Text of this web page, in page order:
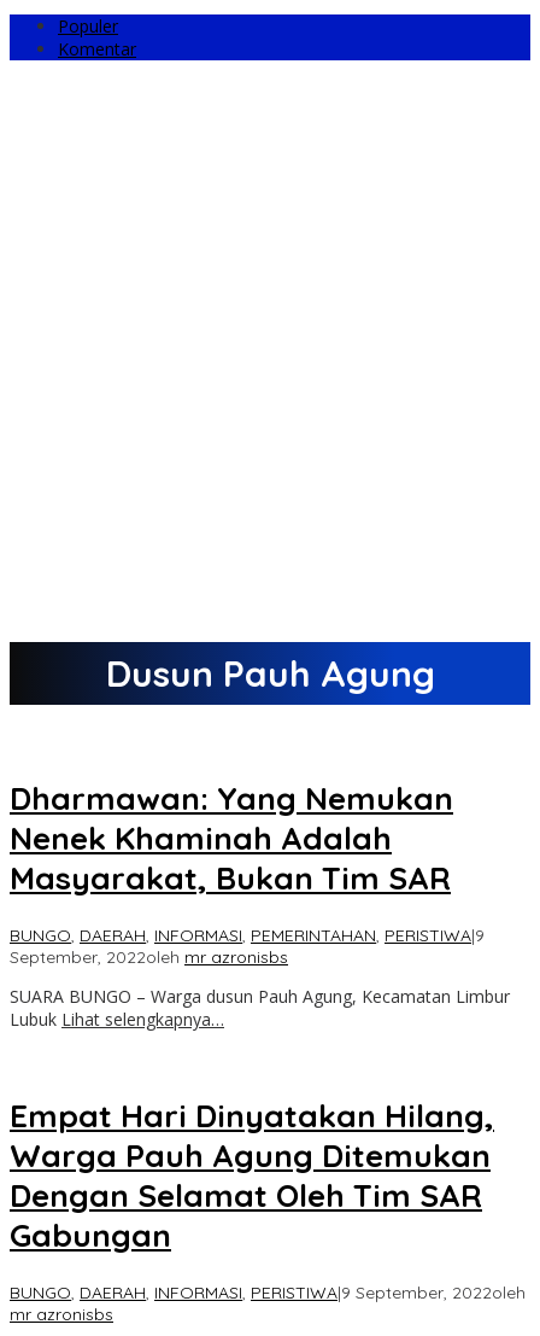
Populer
Komentar
Dusun Pauh Agung
Dharmawan: Yang Nemukan
Nenek Khaminah Adalah
Masyarakat, Bukan Tim SAR
BUNGO, DAERAH, INFORMASI, PEMERINTAHAN, PERISTIWA|9
September, 2022oleh mr azronisbs
SUARA BUNGO – Warga dusun Pauh Agung, Kecamatan Limbur
Lubuk Lihat selengkapnya…
Empat Hari Dinyatakan Hilang,
Warga Pauh Agung Ditemukan
Dengan Selamat Oleh Tim SAR
Gabungan
BUNGO, DAERAH, INFORMASI, PERISTIWA|9 September, 2022oleh
mr azronisbs